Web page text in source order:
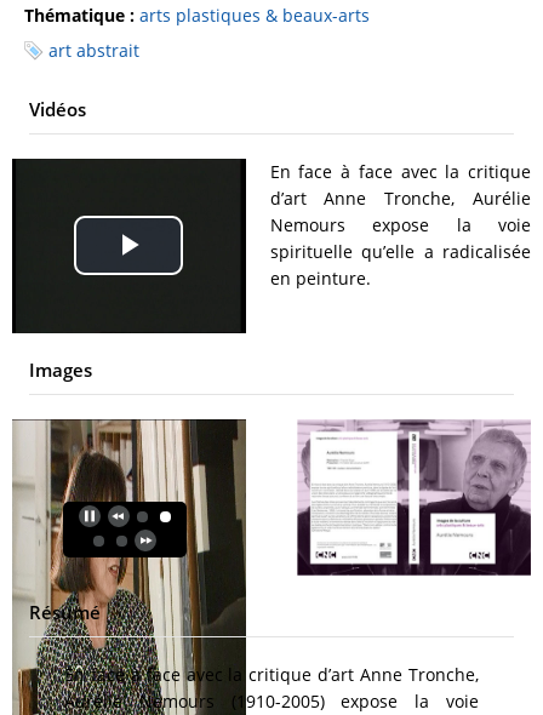
Thématique : arts plastiques & beaux-arts
art abstrait
Vidéos
Play
Video
En face à face avec la critique
d’art Anne Tronche, Aurélie
Nemours expose la voie
spirituelle qu’elle a radicalisée
en peinture.
Images
Résumé
En face à face avec la critique d’art Anne Tronche,
Aurélie Nemours (1910-2005) expose la voie